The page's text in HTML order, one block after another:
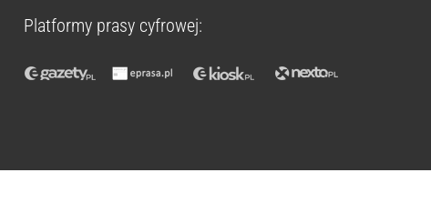
Platformy prasy cyfrowej: